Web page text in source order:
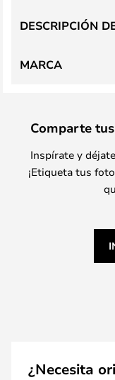
DESCRIPCIÓN
MARCA
Comparte
Inspírate y
¡Etiqueta tus
¿Necesita